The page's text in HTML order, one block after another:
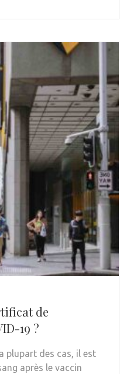
de
19 ?
plupart des cas, il est
après le vaccin